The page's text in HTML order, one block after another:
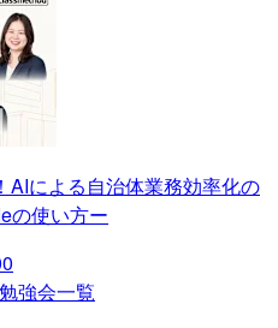
AIによる自治体業務効率化の
の使い方ー
勉強会一覧